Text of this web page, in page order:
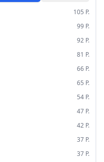
105 P.
99 P.
92 P.
81 P.
66 P.
65 P.
54 P.
47 P.
42 P.
37 P.
37 P.